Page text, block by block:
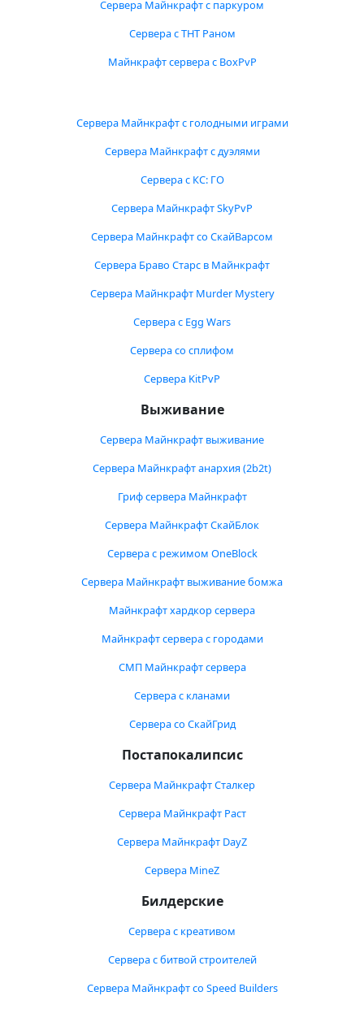
Сервера Майнкрафт с паркуром
Сервера с ТНТ Раном
Майнкрафт сервера с BoxPvP
Сервера Майнкрафт с голодными играми
Сервера Майнкрафт с дуэлями
Сервера с КС: ГО
Сервера Майнкрафт SkyPvP
Сервера Майнкрафт со СкайВарсом
Сервера Браво Старс в Майнкрафт
Сервера Майнкрафт Murder Mystery
Сервера с Egg Wars
Сервера со сплифом
Сервера KitPvP
Выживание
Сервера Майнкрафт выживание
Сервера Майнкрафт анархия (2b2t)
Гриф сервера Майнкрафт
Сервера Майнкрафт СкайБлок
Сервера с режимом OneBlock
Сервера Майнкрафт выживание бомжа
Майнкрафт хардкор сервера
Майнкрафт сервера с городами
СМП Майнкрафт сервера
Сервера с кланами
Сервера со СкайГрид
Постапокалипсис
Сервера Майнкрафт Сталкер
Сервера Майнкрафт Раст
Сервера Майнкрафт DayZ
Сервера MineZ
Билдерские
Сервера с креативом
Сервера с битвой строителей
Сервера Майнкрафт со Speed Builders